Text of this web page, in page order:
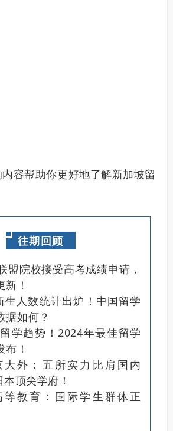
容帮助你更好地了解新加坡留
往期回顾
盟院校接受高考成绩申请，
！
人数统计出炉！中国留学
据如何？
学趋势！2024年最佳留学
！
外：五所实力比肩国内
顶尖学府！
教育：国际学生群体正